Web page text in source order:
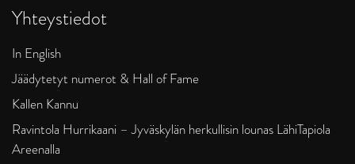
Yhteystiedot
In English
Jäädytetyt numerot & Hall of Fame
Kallen Kannu
Ravintola Hurrikaani – Jyväskylän herkullisin lounas LähiTapiola
Areenalla